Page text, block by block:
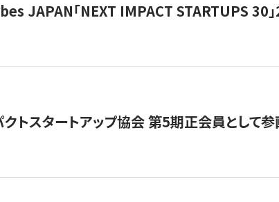
JAPAN「NEXT IMPACT STARTUPS 30
クトスタートアップ協会 第5期正会員として